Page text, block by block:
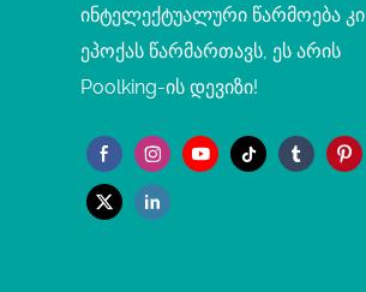
ინტელექტუალური წარმოება კი
ეპოქას წარმართავს, ეს არის
Poolking-ის დევიზი!